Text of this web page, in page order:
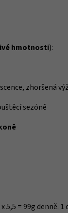
hmotnosti):
zhoršená
sezóně
5,5 = 99g denně.